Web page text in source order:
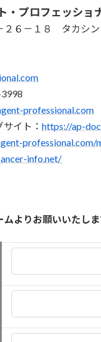
・プロフェッショ
２６－１８ タカシン
professional.com
イト： https://ap-
professional.com/
info.net/
よりお願いいたし